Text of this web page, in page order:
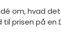
om, hvad
prisen på en